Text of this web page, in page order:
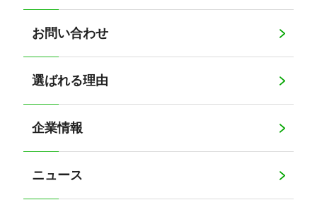
お問い合わせ
選ばれる理由
企業情報
ニュース